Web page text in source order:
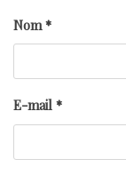
Nom *
E-mail *